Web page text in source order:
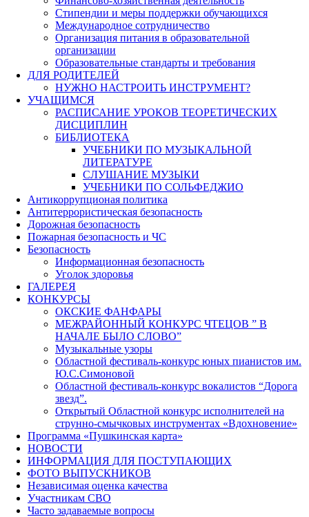
Стипендии и меры поддержки обучающихся
Международное сотрудничество
Организация питания в образовательной
организации
Образовательные стандарты и требования
ДЛЯ РОДИТЕЛЕЙ
НУЖНО НАСТРОИТЬ ИНСТРУМЕНТ?
УЧАЩИМСЯ
РАСПИСАНИЕ УРОКОВ ТЕОРЕТИЧЕСКИХ
ДИСЦИПЛИН
БИБЛИОТЕКА
УЧЕБНИКИ ПО МУЗЫКАЛЬНОЙ
ЛИТЕРАТУРЕ
СЛУШАНИЕ МУЗЫКИ
УЧЕБНИКИ ПО СОЛЬФЕДЖИО
Антикоррупционая политика
Антитеррористическая безопасность
Дорожная безопасность
Пожарная безопасность и ЧС
Безопасность
Информационная безопасность
Уголок здоровья
ГАЛЕРЕЯ
КОНКУРСЫ
ОКСКИЕ ФАНФАРЫ
МЕЖРАЙОННЫЙ КОНКУРС ЧТЕЦОВ ” В
НАЧАЛЕ БЫЛО СЛОВО”
Музыкальные узоры
Областной фестиваль-конкурс юных пианистов им.
Ю.С.Симоновой
Областной фестиваль-конкурс вокалистов “Дорога
звезд”.
Открытый Областной конкурс исполнителей на
струнно-смычковых инструментах «Вдохновение»
Программа «Пушкинская карта»
НОВОСТИ
ИНФОРМАЦИЯ ДЛЯ ПОСТУПАЮЩИХ
ФОТО ВЫПУСКНИКОВ
Независимая оценка качества
Участникам СВО
Часто задаваемые вопросы